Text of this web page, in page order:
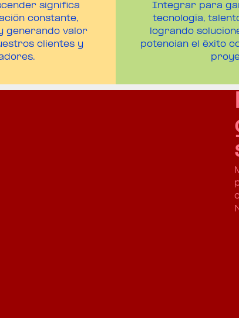
significa
constante,
generando valor
clientes y
Integrar para
tecnología,
logrando
potencian el éxito